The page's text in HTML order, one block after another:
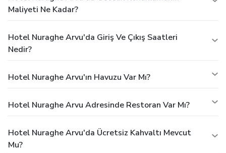
Maliyeti Ne Kadar?
Hotel Nuraghe Arvu'da Giriş Ve Çıkış Saatleri
Nedir?
Hotel Nuraghe Arvu'ın Havuzu Var Mı?
Hotel Nuraghe Arvu Adresinde Restoran Var Mı?
Hotel Nuraghe Arvu'da Ücretsiz Kahvaltı Mevcut
Mu?